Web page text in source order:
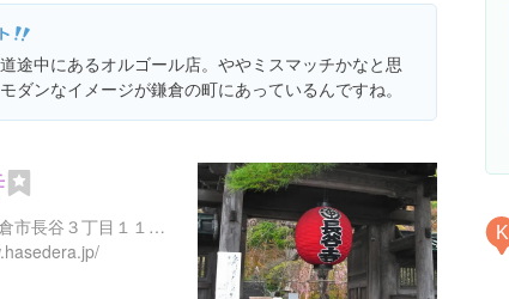
途中にあるオルゴール店。ややミスマッチかなと思
ダンなイメージが鎌倉の町にあっているんですね。
神奈川県鎌倉市長谷３丁目１１-２
K